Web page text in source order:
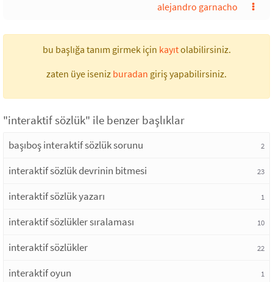
alejandro garnacho
bu başlığa tanım girmek için kayıtolabilirsiniz.
zaten üye iseniz buradan giriş yapabilirsiniz.
"interaktif sözlük" ile benzer başlıklar
başıboş interaktif sözlük sorunu 2
interaktif sözlük devrinin bitmesi 23
interaktif sözlük yazarı 1
interaktif sözlükler sıralaması 10
interaktif sözlükler 22
interaktif oyun 1